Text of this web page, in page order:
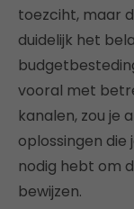
toezciht, maar
duidelijk het
vooral met
kanalen, zou je
oplossingen
nodig hebt om
bewijzen.